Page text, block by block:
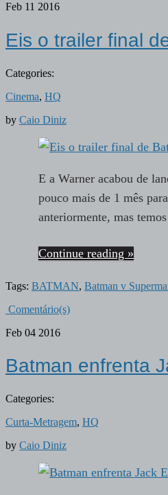
Feb 11 2016
Eis o trailer final
Categories:
Cinema, HQ
by Caio Diniz
E a Warner acabou de
pouco mais de 1 mês
anteriormente, mas
Continue reading »
Tags: BATMAN, Batman v
Comentário(s)
Feb 04 2016
Batman enfrenta
Categories:
Curta-Metragem, HQ
by Caio Diniz